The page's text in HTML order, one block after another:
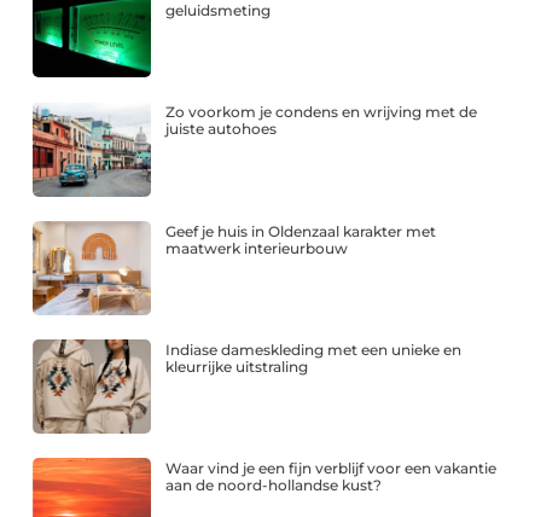
geluidsmeting
Zo voorkom je condens en wrijving met de
juiste autohoes
Geef je huis in Oldenzaal karakter met
maatwerk interieurbouw
Indiase dameskleding met een unieke en
kleurrijke uitstraling
Waar vind je een fijn verblijf voor een vakantie
aan de noord-hollandse kust?